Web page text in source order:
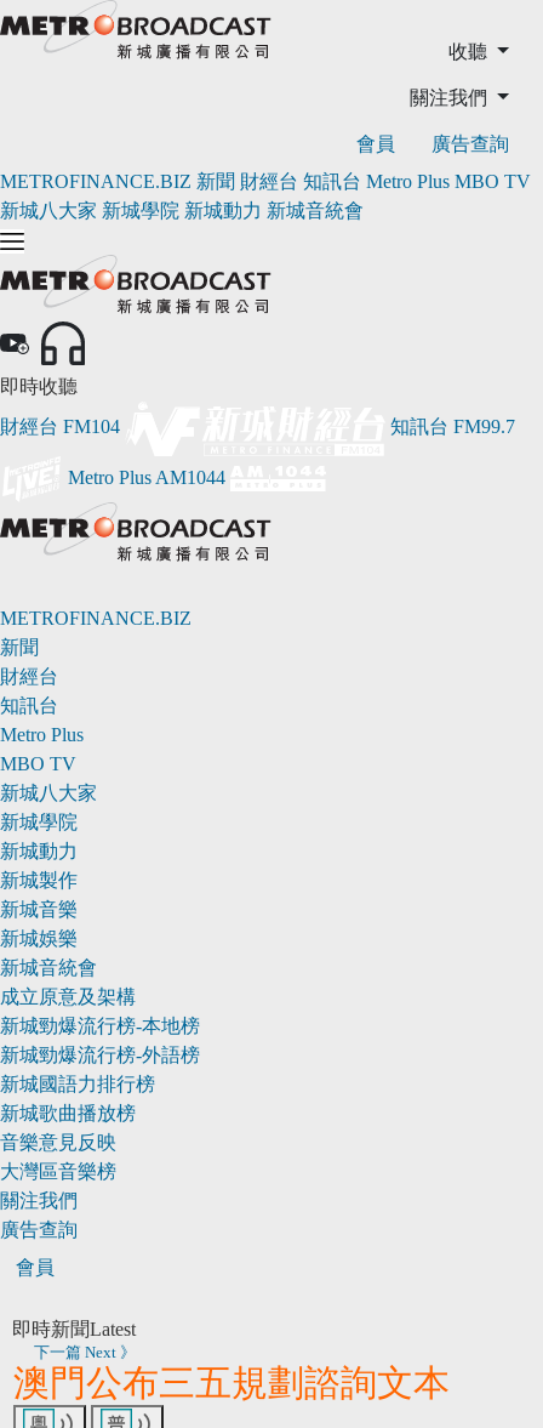
收聽
關注我們
會員
廣告查詢
METROFINANCE.BIZ 新聞 財經台 知訊台 Metro Plus MBO TV
新城八大家 新城學院 新城動力 新城音統會
即時收聽
財經台 FM104 知訊台 FM99.7
Metro Plus AM1044
METROFINANCE.BIZ
新聞
財經台
知訊台
Metro Plus
MBO TV
新城八大家
新城學院
新城動力
新城製作
新城音樂
新城娛樂
新城音統會
成立原意及架構
新城勁爆流行榜-本地榜
新城勁爆流行榜-外語榜
新城國語力排行榜
新城歌曲播放榜
音樂意見反映
大灣區音樂榜
關注我們
廣告查詢
會員
即時新聞Latest
下一篇 Next 》
澳門公布三五規劃諮詢文本